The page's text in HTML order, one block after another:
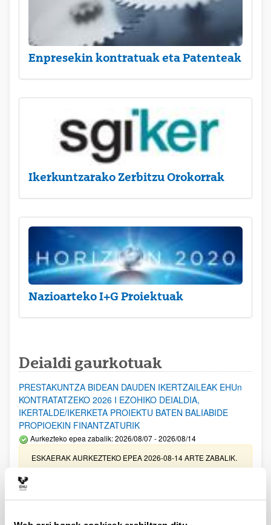
Enpresekin kontratuak eta Patenteak
Ikerkuntzarako Zerbitzu Orokorrak
Nazioarteko I+G Proiektuak
Deialdi gaurkotuak
PRESTAKUNTZA BIDEAN DAUDEN IKERTZAILEAK EHUn
KONTRATATZEKO 2026 I EZOHIKO DEIALDIA,
IKERTALDE/IKERKETA PROIEKTU BATEN BALIABIDE
PROPIOEKIN FINANTZATURIK
Aurkezteko epea zabalik: 2026/08/07 - 2026/08/14
ESKAERAK AURKEZTEKO EPEA 2026-08-14 ARTE ZABALIK.
UPV/EHUn Azpiegitura Zientifikoa eta Funts Bibliografikoak
erosi eta berritzeko laguntzak 2026